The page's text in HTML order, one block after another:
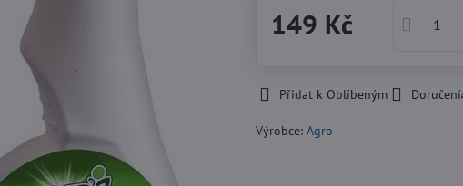
149 Kč
Přidat k Oblíbeným Doručení
Výrobce:Agro